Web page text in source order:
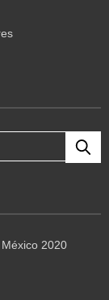
2020